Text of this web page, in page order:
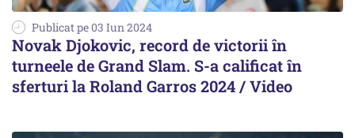
Publicat pe 03 Iun 2024
Novak Djokovic, record de victorii în
turneele de Grand Slam. S-a calificat în
sferturi la Roland Garros 2024 / Video